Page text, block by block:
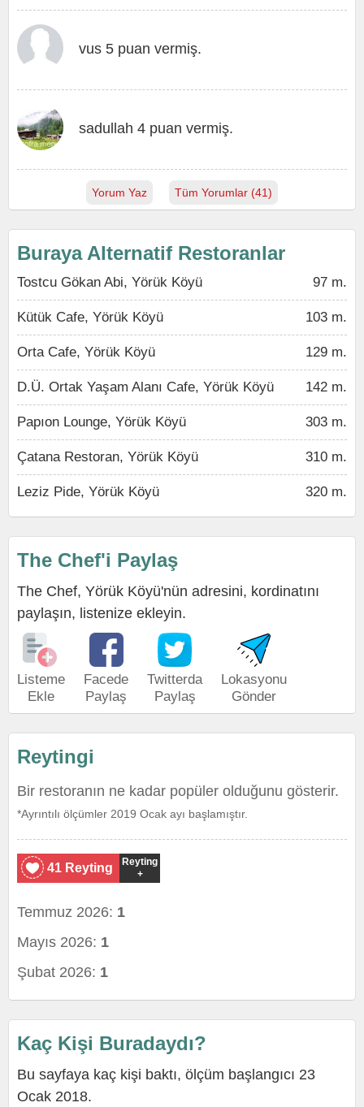
vus 5 puan vermiş.
sadullah 4 puan vermiş.
Yorum Yaz Tüm Yorumlar (41)
Buraya Alternatif Restoranlar
Tostcu Gökan Abi, Yörük Köyü 97 m.
Kütük Cafe, Yörük Köyü 103 m.
Orta Cafe, Yörük Köyü 129 m.
D.Ü. Ortak Yaşam Alanı Cafe, Yörük Köyü 142 m.
Papıon Lounge, Yörük Köyü 303 m.
Çatana Restoran, Yörük Köyü 310 m.
Leziz Pide, Yörük Köyü 320 m.
The Chef'i Paylaş
The Chef, Yörük Köyü'nün adresini, kordinatını
paylaşın, listenize ekleyin.
Listeme
Ekle
Facede
Paylaş
Twitterda
Paylaş
Lokasyonu
Gönder
Reytingi
Bir restoranın ne kadar popüler olduğunu gösterir.
*Ayrıntılı ölçümler 2019 Ocak ayı başlamıştır.
41 Reyting
Reyting
+
Temmuz 2026: 1
Mayıs 2026: 1
Şubat 2026: 1
Kaç Kişi Buradaydı?
Bu sayfaya kaç kişi baktı, ölçüm başlangıcı 23
Ocak 2018.